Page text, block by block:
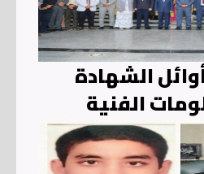
الشهادة
الفنية